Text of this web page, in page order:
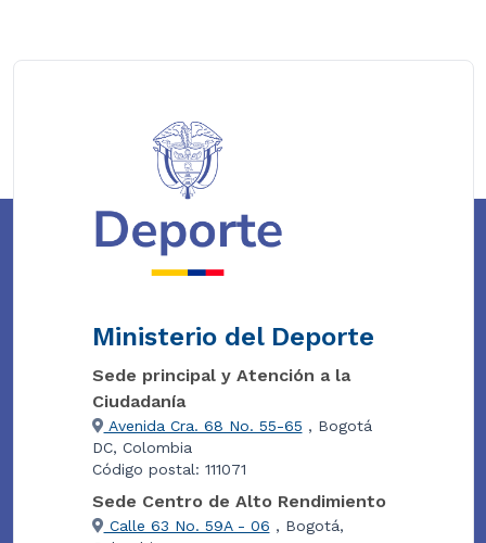
Ministerio del Deporte
Sede principal y Atención a la
Ciudadanía
Avenida Cra. 68 No. 55-65 , Bogotá
DC, Colombia
Código postal: 111071
Sede Centro de Alto Rendimiento
Calle 63 No. 59A - 06 , Bogotá,